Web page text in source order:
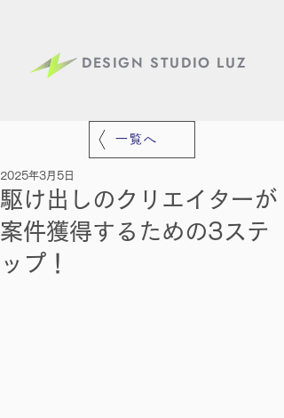
DESIGN STUDIO LUZ
一覧へ
駆け出しのクリエイターが
案件獲得するための3ステ
ップ！
2025年3月5日